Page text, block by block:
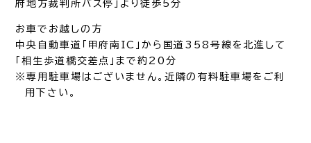
府地方裁判所バス停」より徒歩5分
お車でお越しの方
中央自動車道「甲府南IC」から国道358号線を北進して
「相生歩道橋交差点」まで約20分
※専用駐車場はございません。近隣の有料駐車場をご利
用下さい。